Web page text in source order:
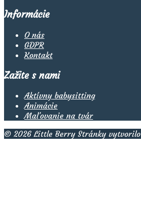
Informácie
O nás
GDPR
Kontakt
Zažite s nami
Aktívny babysitting
Animácie
Maľovanie na tvár
© 2026 Little Berry Stránky vytvorilo